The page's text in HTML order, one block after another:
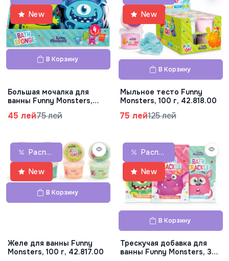
New
В Корзину
Большая мочалка для
ванны Funny Monsters,
45 лей75 лей
New
В Корзину
Мыльное тесто Funny
Monsters, 100 г, 42.818.00
75 лей125 лей
Распродажа
New
В Корзину
Желе для ванны Funny
Monsters, 100 г, 42.817.00
Распродажа
New
В Корзину
Трескучая добавка для
ванны Funny Monsters, 30